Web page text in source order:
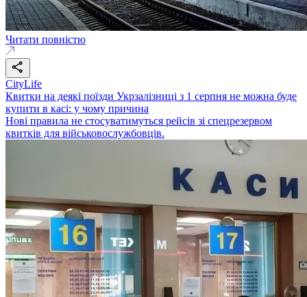
Читати повністю
CityLife
Квитки на деякі поїзди Укрзалізниці з 1 серпня не можна буде
купити в касі: у чому причина
Нові правила не стосуватимуться рейсів зі спецрезервом
квитків для військовослужбовців.